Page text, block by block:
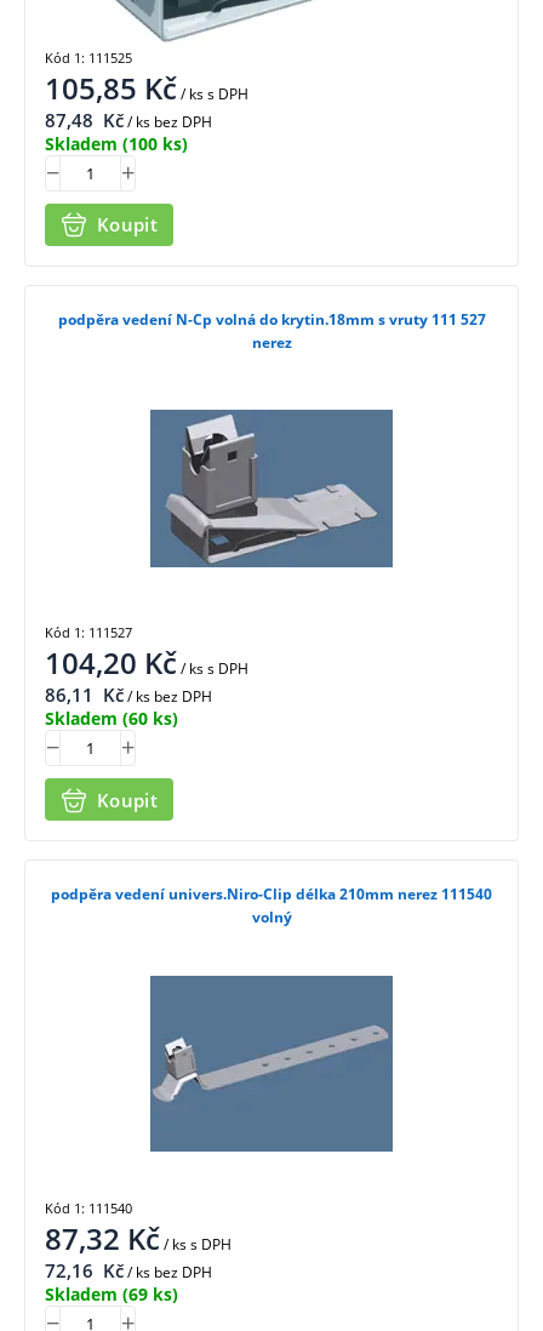
105,85 Kč/ kss DPH
87,48 Kč/ ks bez DPH
Skladem (100 ks)
Koupit
Kód 1: 111525
podpěra vedení N-Cp volná do krytin.18mm s vruty 111 527
nerez
104,20 Kč/ kss DPH
86,11 Kč/ ks bez DPH
Skladem (60 ks)
Koupit
Kód 1: 111527
podpěra vedení univers.Niro-Clip délka 210mm nerez 111540
volný
87,32 Kč/ kss DPH
72,16 Kč/ ks bez DPH
Skladem (69 ks)
Kód 1: 111540